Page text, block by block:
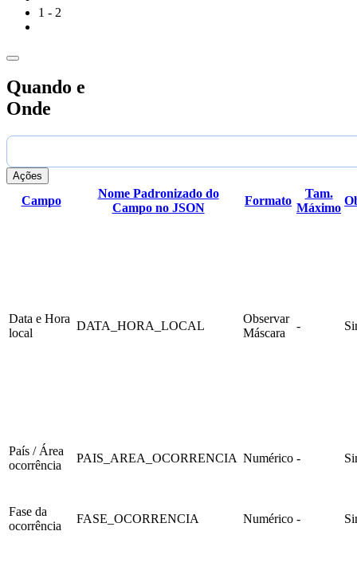
1 - 2
Quando e
Onde
Ações
Campo
Nome Padronizado do
Campo no JSON
Formato
Tam.
Máximo
Data e Hora
local
DATA_HORA_LOCAL
Observar
Máscara
-
País / Área
ocorrência
PAIS_AREA_OCORRENCIA Numérico -
Fase da
ocorrência
FASE_OCORRENCIA Numérico -